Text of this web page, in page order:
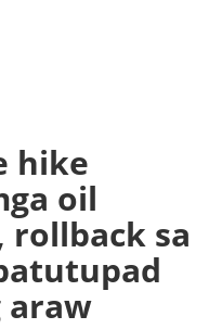
hike
oil
rollback sa
araw